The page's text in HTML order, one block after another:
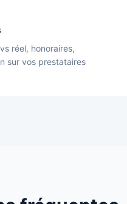
réel, honoraires,
sur vos prestataires